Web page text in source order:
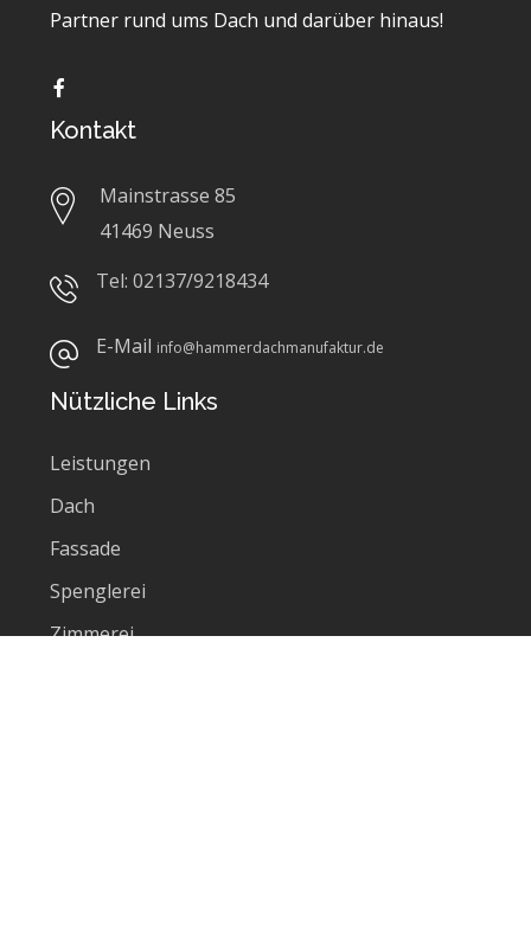
Partner rund ums Dach und darüber hinaus!
Kontakt
Mainstrasse 85
41469 Neuss
Tel: 02137/9218434
E-Mail info@hammerdachmanufaktur.de
Nützliche Links
Leistungen
Dach
Fassade
Spenglerei
Zimmerei